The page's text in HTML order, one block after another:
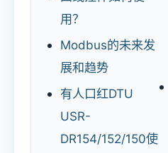
用？
Modbus的未来发
展和趋势
有人口红DTU
USR-
DR154/152/150使